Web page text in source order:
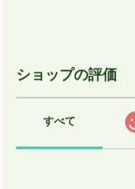
ショップの評価
すべて